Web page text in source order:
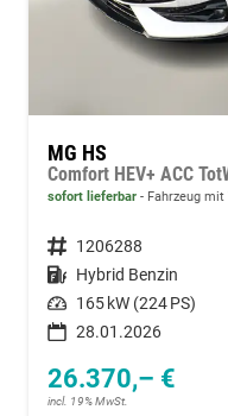
MG HS
Comfort HEV+ ACC
sofort lieferbar Fahrzeug
Fahrzeugnummer 1206288
Kraftstoff Hybrid Benzin
Leistung 165 kW (224 PS)
28.01.2026
26.370,– €
incl. 19% MwSt.